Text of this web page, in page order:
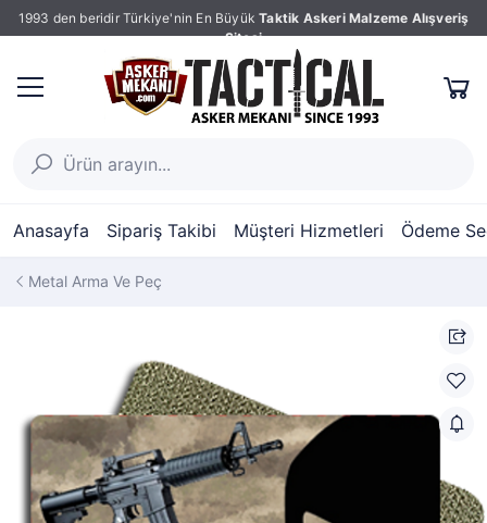
1993 den beridir Türkiye'nin En Büyük Taktik Askeri Malzeme Alışveriş
Sitesi
Anasayfa Sipariş Takibi Müşteri Hizmetleri Ödeme
Metal Arma Ve Peç